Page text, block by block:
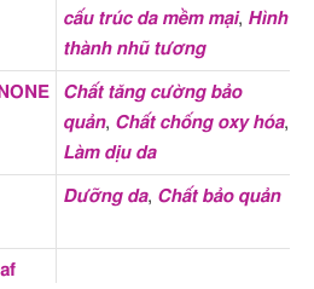
ứng da nhẹ,Kích ứng nhẹ
Liên quan đến ung thư
Glycerin là gì? Công dụng và
cách dùng Glycerin đúng
cách, hiệu quả nhất
cấu trúc da mềm mại, Hình
thành nhũ tương
Chất tăng cường bảo
quản, Chất chống oxy hóa,
Làm dịu da
Dưỡng da, Chất bảo quản